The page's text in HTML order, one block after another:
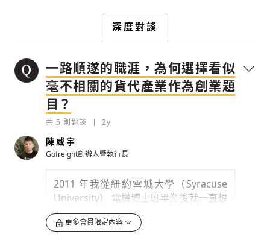
歡迎您加入《旭時報》
參與下一波全球科技革命
驗證
發送禮物
深度對談
一路順遂的職涯，為何選擇看似
毫不相關的貨代產業作為創業題
目？
共 5 則對談 2y
陳威宇
Gofreight創辦人暨執行長
2011 年我從紐約雪城大學（Syracuse
University） 電機博士班畢業後就一直想
創業，原本想做硬體相關題目，最後考量
硬體資金需求高、風險大
更多會員限定內容
留言文字開放授權
留言文字開放引用
已經是付費會員？ 登入繼續閱讀